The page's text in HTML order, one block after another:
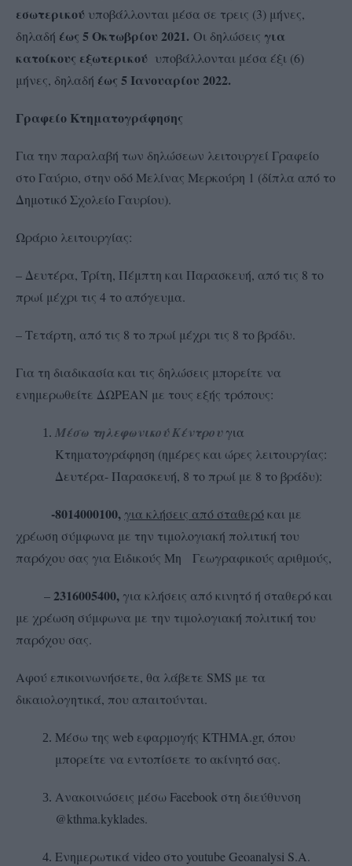
εσωτερικού υποβάλλονται μέσα σε τρεις (3) μήνες,
δηλαδή έως 5 Οκτωβρίου 2021. Οι δηλώσεις για
κατοίκους εξωτερικού υποβάλλονται μέσα έξι (6)
μήνες, δηλαδή έως 5 Ιανουαρίου 2022.
Γραφείο Κτηματογράφησης
Για την παραλαβή των δηλώσεων λειτουργεί Γραφείο
στο Γαύριο, στην οδό Μελίνας Μερκούρη 1 (δίπλα από το
Δημοτικό Σχολείο Γαυρίου).
Ωράριο λειτουργίας:
– Δευτέρα, Τρίτη, Πέμπτη και Παρασκευή, από τις 8 το
πρωί μέχρι τις 4 το απόγευμα.
– Τετάρτη, από τις 8 το πρωί μέχρι τις 8 το βράδυ.
Για τη διαδικασία και τις δηλώσεις μπορείτε να
ενημερωθείτε ΔΩΡΕΑΝ με τους εξής τρόπους:
Μέσω τηλεφωνικού Κέντρουγια
Κτηματογράφηση (ημέρες και ώρες λειτουργίας:
Δευτέρα- Παρασκευή, 8 το πρωί με 8 το βράδυ):
-8014000100, για κλήσεις από σταθερόκαι με
χρέωση σύμφωνα με την τιμολογιακή πολιτική του
παρόχου σας για Ειδικούς Μη Γεωγραφικούς αριθμούς,
–2316005400, για κλήσεις από κινητό ή σταθερό και
με χρέωση σύμφωνα με την τιμολογιακή πολιτική του
παρόχου σας.
Αφού επικοινωνήσετε, θα λάβετε SMS με τα
δικαιολογητικά, που απαιτούνται.
Μέσω της web εφαρμογής ΚΤΗΜΑ.gr, όπου
μπορείτε να εντοπίσετε το ακίνητό σας.
Ανακοινώσεις μέσω Facebook στη διεύθυνση
@kthma.kyklades.
Ενημερωτικά video στο youtube Geoanalysi S.A.